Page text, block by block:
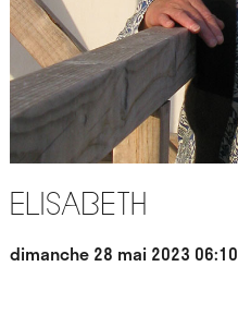
Elisabeth
dimanche 28 mai 2023 06:10